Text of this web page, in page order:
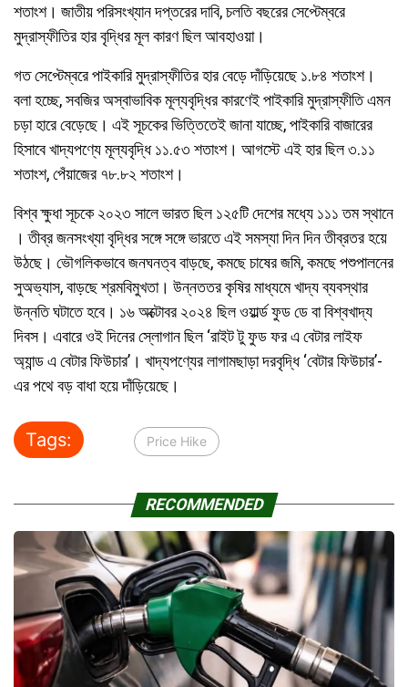
শতাংশ। জাতীয় পরিসংখ্যান দপ্তরের দাবি, চলতি বছরের সেপ্টেম্বরে
মুদ্রাস্ফীতির হার বৃদ্ধির মূল কারণ ছিল আবহাওয়া।
গত সেপ্টেম্বরে পাইকারি মুদ্রাস্ফীতির হার বেড়ে দাঁড়িয়েছে ১.৮৪ শতাংশ।
বলা হচ্ছে, সবজির অস্বাভাবিক মূল্যবৃদ্ধির কারণেই পাইকারি মুদ্রাস্ফীতি এমন
চড়া হারে বেড়েছে। এই সূচকের ভিত্তিতেই জানা যাচ্ছে, পাইকারি বাজারের
হিসাবে খাদ্যপণ্যে মূল্যবৃদ্ধি ১১.৫৩ শতাংশ। আগস্টে এই হার ছিল ৩.১১
শতাংশ, পেঁয়াজের ৭৮.৮২ শতাংশ।
বিশ্ব ক্ষুধা সূচকে ২০২৩ সালে ভারত ছিল ১২৫টি দেশের মধ্যে ১১১ তম স্থানে
। তীব্র জনসংখ্যা বৃদ্ধির সঙ্গে সঙ্গে ভারতে এই সমস্যা দিন দিন তীব্রতর হয়ে
উঠছে। ভৌগলিকভাবে জনঘনত্ব বাড়ছে, কমছে চাষের জমি, কমছে পশুপালনের
সুঅভ্যাস, বাড়ছে শ্রমবিমুখতা। উন্নততর কৃষির মাধ্যমে খাদ্য ব্যবস্থার
উন্নতি ঘটাতে হবে। ১৬ অক্টোবর ২০২৪ ছিল ওয়ার্ল্ড ফুড ডে বা বিশ্বখাদ্য
দিবস। এবারে ওই দিনের স্লোগান ছিল ‘রাইট টু ফুড ফর এ বেটার লাইফ
অ্যান্ড এ বেটার ফিউচার’। খাদ্যপণ্যের লাগামছাড়া দরবৃদ্ধি ‘বেটার ফিউচার’-
এর পথে বড় বাধা হয়ে দাঁড়িয়েছে।
Tags: Price Hike
RECOMMENDED